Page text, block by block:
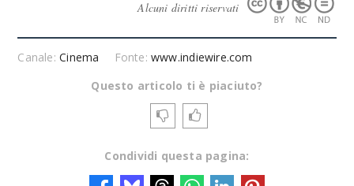
Alcuni diritti riservati
Canale:Cinema Fonte:www.indiewire.com
Questo articolo ti è piaciuto?
Condividi questa pagina: